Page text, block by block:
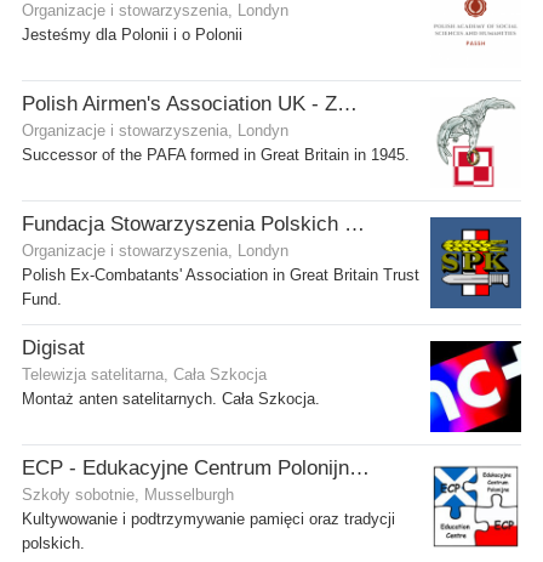
Organizacje i stowarzyszenia, Londyn
Jesteśmy dla Polonii i o Polonii
Polish Airmen's Association UK - Związek Lotników Polskich WB
Organizacje i stowarzyszenia, Londyn
Successor of the PAFA formed in Great Britain in 1945.
Fundacja Stowarzyszenia Polskich Kombatantów w Wielkiej Brytanii
Organizacje i stowarzyszenia, Londyn
Polish Ex-Combatants' Association in Great Britain Trust
Fund.
Digisat
Telewizja satelitarna, Cała Szkocja
Montaż anten satelitarnych. Cała Szkocja.
ECP - Edukacyjne Centrum Polonijne SCIO - Musselburgh
Szkoły sobotnie, Musselburgh
Kultywowanie i podtrzymywanie pamięci oraz tradycji
polskich.